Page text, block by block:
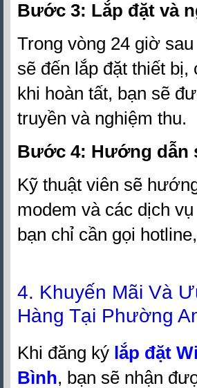
Bước 3: Lắp đặt và
Trong vòng 24 giờ
sẽ đến lắp đặt thiết
khi hoàn tất, bạn sẽ
truyền và nghiệm thu.
Bước 4: Hướng dẫn
Kỹ thuật viên sẽ
modem và các dịch
bạn chỉ cần gọi
4. Khuyến Mãi Và
Hàng Tại Phường
Khi đăng ký lắp đặt
Bình, bạn sẽ nhận